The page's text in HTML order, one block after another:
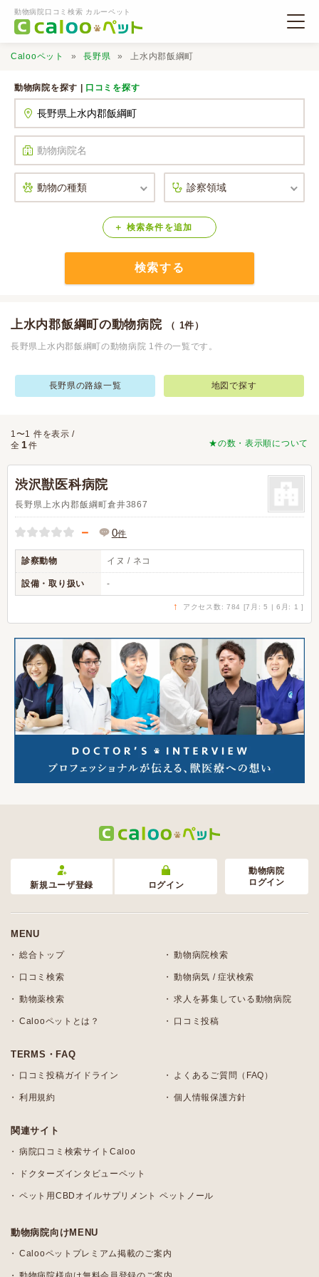
動物病院口コミ検索 カルーペット
口コミ検索
Calooペットとは？
Calooペット 長野県 上水内郡飯綱町
動物病院を探す | 口コミを探す
検索条件 を追加
検索する
上水内郡飯綱町の動物病院 （ 1件）
長野県上水内郡飯綱町の動物病院 1件の一覧です。
長野県の路線一覧 地図で探す
★の数・表示順について
1〜1 件を表示 /
全 1件
渋沢獣医科病院
長野県上水内郡飯綱町倉井3867
－ 0件
診察動物 イヌ / ネコ
設備・取り扱い -
↑ アクセス数: 784 [7月: 5 | 6月: 1 ]
新規ユーザ登録 ログイン
動物病院
ログイン
MENU
総合トップ 動物病院検索
口コミ検索 動物病気 / 症状検索
動物薬検索 求人を募集している動物病院
Calooペットとは？ 口コミ投稿
TERMS・FAQ
口コミ投稿ガイドライン よくあるご質問（FAQ）
利用規約 個人情報保護方針
関連サイト
病院口コミ検索サイトCaloo
ドクターズインタビューペット
ペット用CBDオイルサプリメント ペットノール
動物病院向けMENU
Calooペットプレミアム掲載のご案内